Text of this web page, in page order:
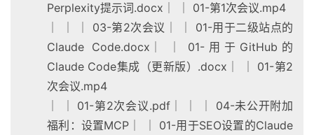
Perplexity提示词.docx│ │ 01-第1次会议.mp4
│ │ │ 03-第2次会议│ │ 01-用于二级站点的
Claude Code.docx│ │ 01-用于GitHub的
Claude Code集成（更新版）.docx│ │ 01-第2
次会议.mp4
│ │ 01-第2次会议.pdf│ │ │ 04-未公开附加
福利：设置MCP│ │ 01-用于SEO设置的Claude